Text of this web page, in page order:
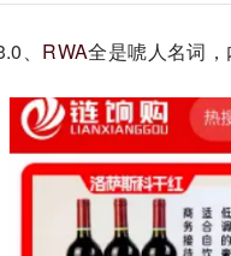
、 RWA全是唬人名词